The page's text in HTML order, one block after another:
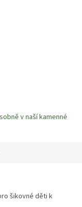
v naší kamenné
šikovné děti k